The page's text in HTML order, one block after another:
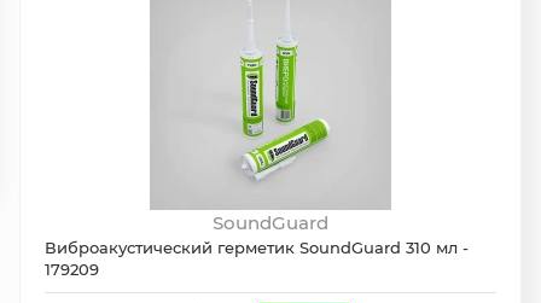
SoundGuard
Виброакустический герметик SoundGuard 310 мл -
179209